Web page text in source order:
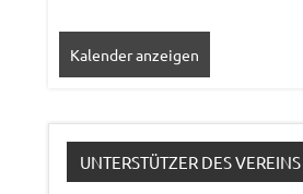
Kalender anzeigen
UNTERSTÜTZER DES VEREINS